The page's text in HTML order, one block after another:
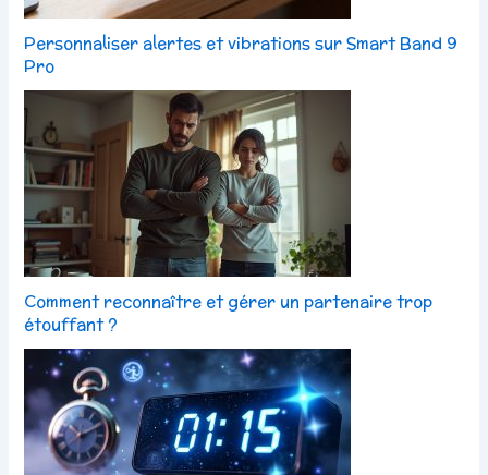
Personnaliser alertes et vibrations sur Smart Band 9
Pro
Comment reconnaître et gérer un partenaire trop
étouffant ?